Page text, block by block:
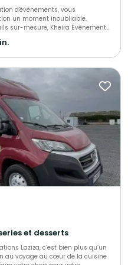
d'événements, vous
un moment inoubliable.
sur-mesure, Kheira Évènements
avec des plats savoureux et
des plats uniques et
votre projet et laissez cette équipe
à une cuisine à la fois
une gamme de
invités.
et desserts
qu’un
au voyage au cœur de la cuisine